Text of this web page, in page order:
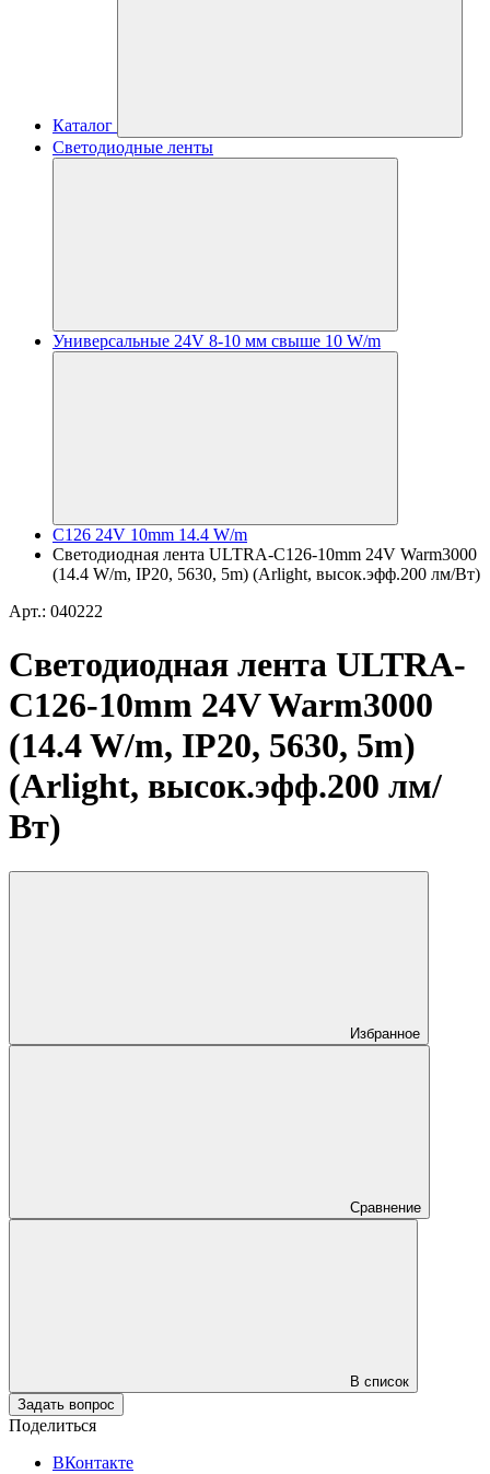
Каталог
Светодиодные ленты
Универсальные 24V 8-10 мм свыше 10 W/m
C126 24V 10mm 14.4 W/m
Светодиодная лента ULTRA-C126-10mm 24V Warm3000
(14.4 W/m, IP20, 5630, 5m) (Arlight, высок.эфф.200 лм/Вт)
Арт.: 040222
Светодиодная лента ULTRA-
C126-10mm 24V Warm3000
(14.4 W/m, IP20, 5630, 5m)
(Arlight, высок.эфф.200 лм/
Вт)
Избранное
Сравнение
В список
Задать вопрос
Поделиться
ВКонтакте